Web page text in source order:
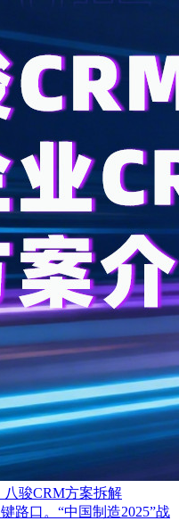
骏CRM方案拆解
路口。“中国制造2025”战